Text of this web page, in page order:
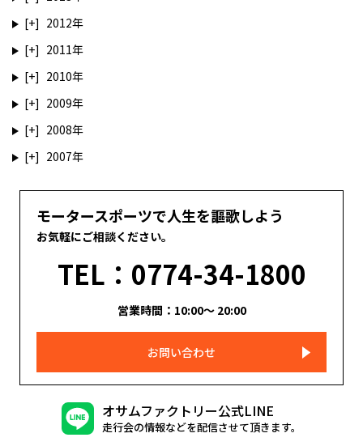
2012
2011
2010
2009
2008
2007
モータースポーツで人生を謳歌しよう
お気軽にご相談ください。
TEL：0774-34-1800
営業時間：10:00～ 20:00
お問い合わせ
オサムファクトリー公式LINE
走行会の情報などを配信させて頂きます。